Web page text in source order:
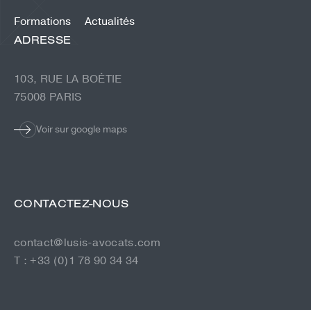
ADRESSE
103, RUE LA BOÉTIE
75008 PARIS
Voir sur google maps
Formations
Actualités
CONTACTEZ-NOUS
contact@lusis-avocats.com
T : +33 (0)1 78 90 34 34